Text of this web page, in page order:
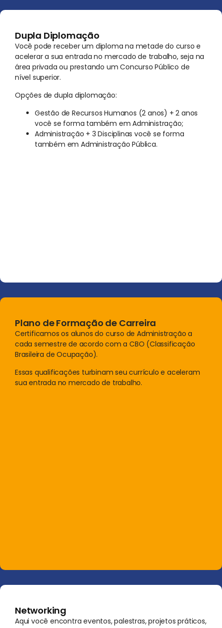
Dupla Diplomação
Você pode receber um diploma na metade do curso e
acelerar a sua entrada no mercado de trabalho, seja na
área privada ou prestando um Concurso Público de
nível superior.
Opções de dupla diplomação:
Gestão de Recursos Humanos (2 anos) + 2 anos
você se forma também em Administração;
Administração + 3 Disciplinas você se forma
também em Administração Pública.
Plano de Formação de Carreira
Certificamos os alunos do curso de Administração a
cada semestre de acordo com a CBO (Classificação
Brasileira de Ocupação).
Essas qualificações turbinam seu currículo e aceleram
sua entrada no mercado de trabalho.
Networking
Aqui você encontra eventos, palestras, projetos práticos,